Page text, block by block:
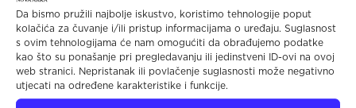
Da bismo pružili najbolje iskustvo, koristimo tehnologije poput
kolačića za čuvanje i/ili pristup informacijama o uređaju. Suglasnost
s ovim tehnologijama će nam omogućiti da obrađujemo podatke
kao što su ponašanje pri pregledavanju ili jedinstveni ID-ovi na ovoj
web stranici. Nepristanak ili povlačenje suglasnosti može negativno
utjecati na određene karakteristike i funkcije.
Maloprodaja
Tkalčićeva 44 (u prolazu)